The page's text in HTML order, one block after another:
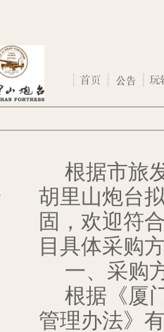
根据市旅
胡里山炮台
固，欢迎符
目具体采购
一、采购
根据《厦
管理办法》